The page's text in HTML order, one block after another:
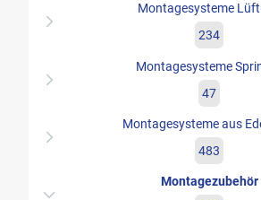
Montagesysteme
234
Montagesysteme
47
Montagesysteme aus
483
Montagezubehör